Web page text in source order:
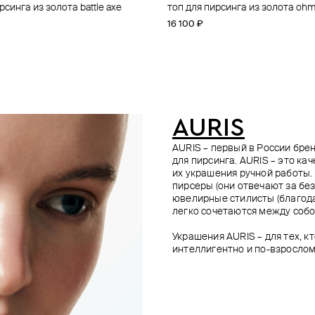
из золота battle axe
топ для пирсинга из золота ohm
16 100 ₽
из золота amour contour
топ для пирсинга из золота
14 300 ₽
cassiopea
топ для пирсинга из золота
18 500 ₽
butterfly из золота
штанга для пирсинга из золота
3 500 ₽
AURIS
AURIS – первый в России
для пирсинга. AURIS – это
их украшения ручной
пирсеры (они отвечают за
ювелирные стилисты
легко сочетаются между
Украшения AURIS – для тех,
интеллигентно и по-